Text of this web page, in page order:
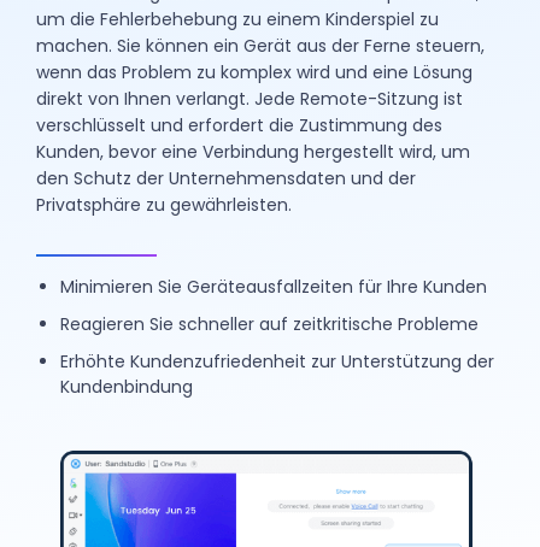
um die Fehlerbehebung zu einem Kinderspiel zu
machen. Sie können ein Gerät aus der Ferne steuern,
wenn das Problem zu komplex wird und eine Lösung
direkt von Ihnen verlangt. Jede Remote-Sitzung ist
verschlüsselt und erfordert die Zustimmung des
Kunden, bevor eine Verbindung hergestellt wird, um
den Schutz der Unternehmensdaten und der
Privatsphäre zu gewährleisten.
Minimieren Sie Geräteausfallzeiten für Ihre Kunden
Reagieren Sie schneller auf zeitkritische Probleme
Erhöhte Kundenzufriedenheit zur Unterstützung der
Kundenbindung